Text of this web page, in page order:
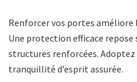
Renforcer vos portes améliore
Une protection efficace repose
structures renforcées. Adoptez
tranquillité d’esprit assurée.